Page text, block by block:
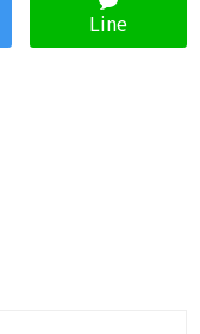
Line